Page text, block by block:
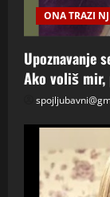
ONA TRAZI
Upoznavanje
Ako voliš